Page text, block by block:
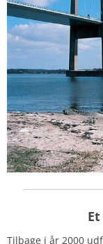
Tilbage i år 2000